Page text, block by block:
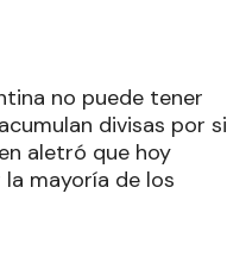
no puede tener
divisas por si
aletró que hoy
mayoría de los